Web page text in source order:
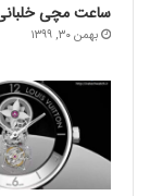
ساعت‌ مچی
بهمن ۳۰, ۱۳۹۹